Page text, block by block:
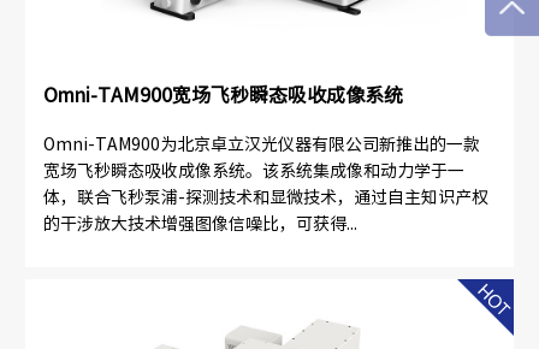
Omni-TAM900宽场飞秒瞬态吸收成像系统
Omni-TAM900为北京卓立汉光仪器有限公司新推出的一款
宽场飞秒瞬态吸收成像系统。该系统集成像和动力学于一
体，联合飞秒泵浦-探测技术和显微技术，通过自主知识产权
的干涉放大技术增强图像信噪比，可获得...